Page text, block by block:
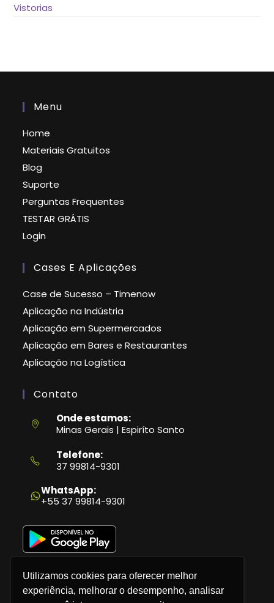
Utilizamos cookies para oferecer melhor
experiência, melhorar o desempenho, analisar
Vistorias
Menu
Home
Materiais Gratuitos
Blog
Suporte
Perguntas Frequentes
TESTAR GRÁTIS
Login
Cases E Aplicações
Case de Sucesso – Timenow
Aplicação na Indústria
Aplicação em Supermercados
Aplicação em Bares e Restaurantes
Aplicação na Logística
Contato
Onde estamos:
Minas Gerais | Espiríto Santo
Telefone:
37 99814-9301
em
seu
aplicativo
WhatsApp:
+55 37 99814-9301